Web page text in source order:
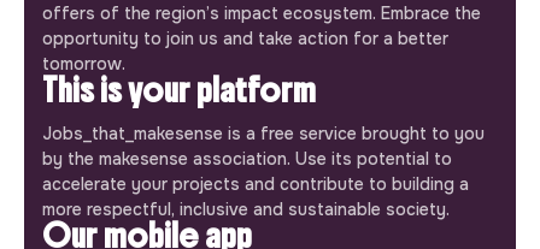
offers of the region’s impact ecosystem. Embrace the
opportunity to join us and take action for a better
tomorrow.
This is your platform
Jobs_that_makesense is a free service brought to you
by the makesense association. Use its potential to
accelerate your projects and contribute to building a
more respectful, inclusive and sustainable society.
Our mobile app